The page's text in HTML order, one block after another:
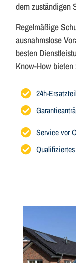
dem zuständigen
Regelmäßige
ausnahmslose
besten
Know-How bieten
24h-
Service vor